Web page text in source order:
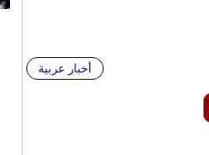
أخبار عربية